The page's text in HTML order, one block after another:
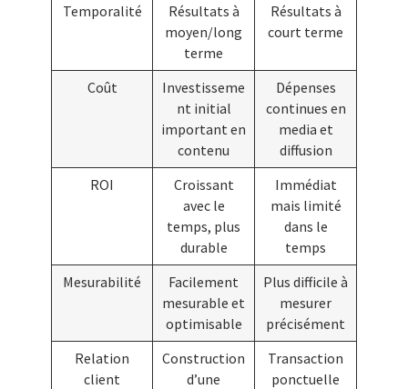
Temporalité
Résultats à
moyen/long
terme
Résultats à
court terme
Coût
Investisseme
nt initial
important en
contenu
Dépenses
continues en
media et
diffusion
ROI
Croissant
avec le
temps, plus
durable
Immédiat
mais limité
dans le
temps
Mesurabilité
Facilement
mesurable et
optimisable
Plus difficile à
mesurer
précisément
Relation
client
Construction
d’une
Transaction
ponctuelle